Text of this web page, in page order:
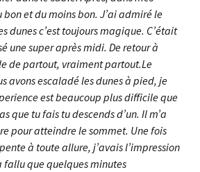
et du moins bon. J’ai admiré le
dunes c’est toujours magique. C’était
une super après midi. De retour à
de partout, vraiment partout.Le
avons escaladé les dunes à pied, je
est beaucoup plus difficile que
que tu fais tu descends d’un. Il m’a
pour atteindre le sommet. Une fois
à toute allure, j’avais l’impression
fallu que quelques minutes